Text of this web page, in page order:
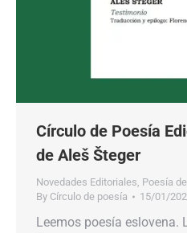
Círculo de Poesía
de Aleš Šteger
Novedades Editoriales, Poesía
By Círculo de poesía 15/01/
Leemos poesía eslovena.